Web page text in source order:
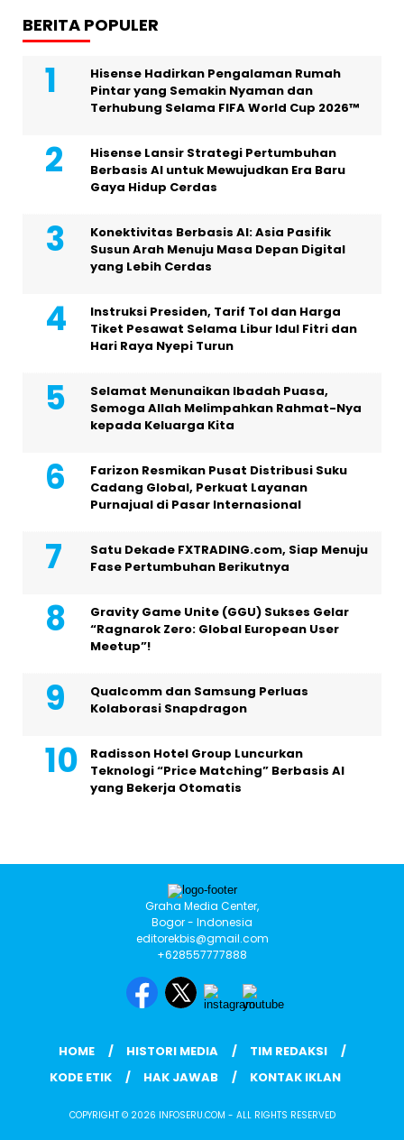
BERITA POPULER
Hisense Hadirkan Pengalaman Rumah
Pintar yang Semakin Nyaman dan
Terhubung Selama FIFA World Cup 2026™
Hisense Lansir Strategi Pertumbuhan
Berbasis AI untuk Mewujudkan Era Baru
Gaya Hidup Cerdas
Konektivitas Berbasis AI: Asia Pasifik
Susun Arah Menuju Masa Depan Digital
yang Lebih Cerdas
Instruksi Presiden, Tarif Tol dan Harga
Tiket Pesawat Selama Libur Idul Fitri dan
Hari Raya Nyepi Turun
Selamat Menunaikan Ibadah Puasa,
Semoga Allah Melimpahkan Rahmat-Nya
kepada Keluarga Kita
Farizon Resmikan Pusat Distribusi Suku
Cadang Global, Perkuat Layanan
Purnajual di Pasar Internasional
Satu Dekade FXTRADING.com, Siap Menuju
Fase Pertumbuhan Berikutnya
Gravity Game Unite (GGU) Sukses Gelar
“Ragnarok Zero: Global European User
Meetup”!
Qualcomm dan Samsung Perluas
Kolaborasi Snapdragon
Radisson Hotel Group Luncurkan
Teknologi “Price Matching” Berbasis AI
yang Bekerja Otomatis
Graha Media Center,
Bogor - Indonesia
editorekbis@gmail.com
+628557777888
HOME HISTORI MEDIA
TIM REDAKSI
KODE ETIK
HAK JAWAB KONTAK IKLAN
COPYRIGHT © 2026 INFOSERU.COM - ALL RIGHTS RESERVED